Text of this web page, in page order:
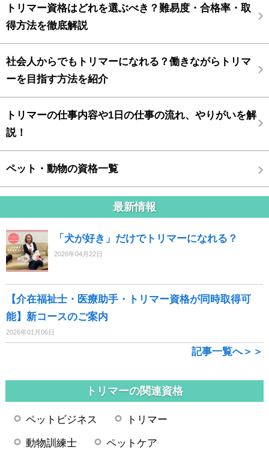
トリマー資格はどれを選ぶべき？難易度・合格率・取
得方法を徹底解説
社会人からでもトリマーになれる？働きながらトリマ
ーを目指す方法を紹介
トリマーの仕事内容や1日の仕事の流れ、やりがいを解
説！
ペット・動物の資格一覧
最新情報
「犬が好き」だけでトリマーになれる？
2026年04月22日
【介在福祉士・医療助手・トリマー資格が同時取得可
能】新コースのご案内
2026年01月06日
記事一覧へ＞＞
トリマーの関連資格
ペットビジネス トリマー
動物訓練士 ペットケア